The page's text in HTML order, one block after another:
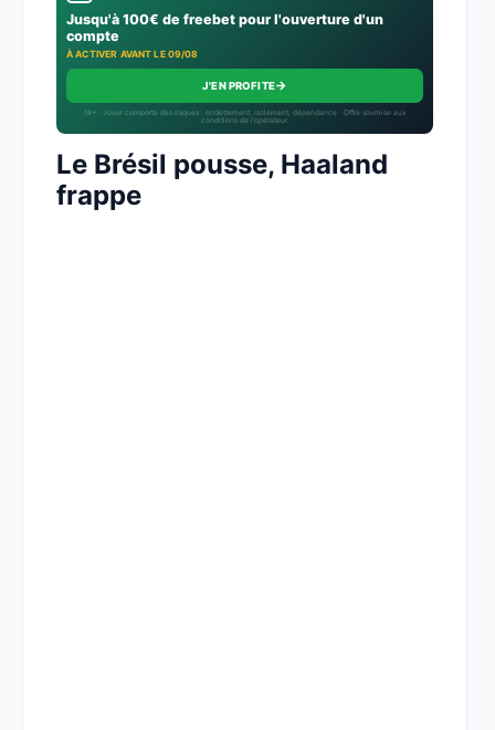
Jusqu'à 100€ de freebet pour l'ouverture d'un
compte
À ACTIVER AVANT LE 09/08
J'EN PROFITE→
18+ · Jouer comporte des risques : endettement, isolement, dépendance · Offre soumise aux
conditions de l’opérateur.
Le Brésil pousse, Haaland
frappe